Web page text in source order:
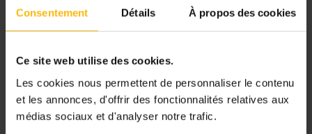
Consentement Détails À propos des cookies
Ce site web utilise des cookies.
Les cookies nous permettent de personnaliser le contenu
et les annonces, d'offrir des fonctionnalités relatives aux
médias sociaux et d'analyser notre trafic.
Initiative soutenue par